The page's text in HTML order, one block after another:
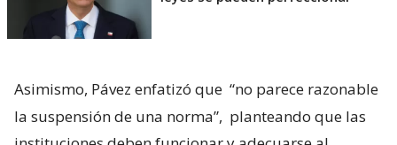
Asimismo, Pávez enfatizó que “no parece razonable
la suspensión de una norma”, planteando que las